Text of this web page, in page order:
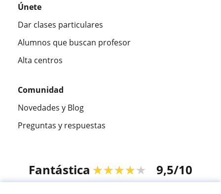
Únete
Dar clases particulares
Alumnos que buscan profesor
Alta centros
Comunidad
Novedades y Blog
Preguntas y respuestas
Fantástica ★★★★★ 9,5/10